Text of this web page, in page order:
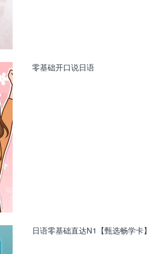
零基础开口说日语
日语零基础直达N1【甄选畅学卡】